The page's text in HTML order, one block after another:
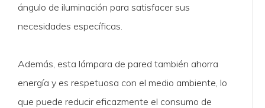
ángulo de iluminación para satisfacer sus
necesidades específicas.
Además, esta lámpara de pared también ahorra
energía y es respetuosa con el medio ambiente, lo
que puede reducir eficazmente el consumo de